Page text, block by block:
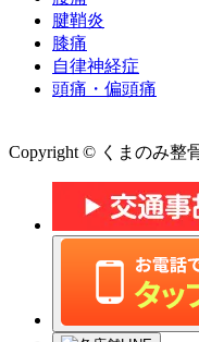
腱鞘炎
膝痛
自律神経症
頭痛・偏頭痛
Copyright © くまのみ整